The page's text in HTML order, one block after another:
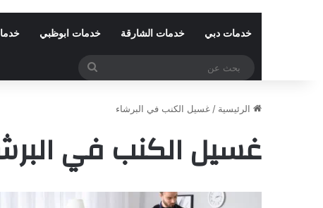
خدمات دبي خدمات الشارقة خدمات ابوظبي
بحث
الرئيسية / غسيل الكنب في البرشاء
غسيل الكنب في